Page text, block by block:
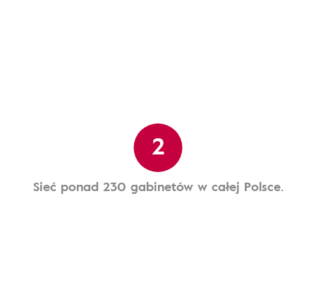
2
Sieć ponad 230 gabinetów w całej Polsce.